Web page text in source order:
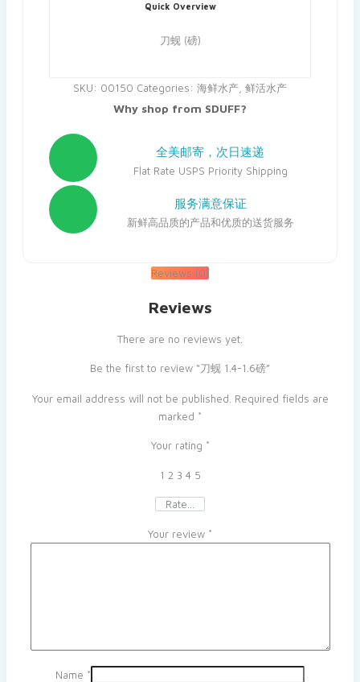
Quick Overview
刀蚬 (磅)
SKU: 00150 Categories: 海鲜水产, 鲜活水产
Why shop from SDUFF?
全美邮寄，次日速递
Flat Rate USPS Priority Shipping
服务满意保证
新鲜高品质的产品和优质的送货服务
Reviews (0)
Reviews
There are no reviews yet.
Be the first to review “刀蚬 1.4-1.6磅”
Your email address will not be published. Required fields are
marked *
Your rating *
1 2 3 4 5
Rate…
Your review *
Name *